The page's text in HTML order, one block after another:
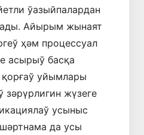
ўазыйпалардан
Айырым жынаят
ҳәм процессуал
асырыў басқа
уйымлары
зәрүрлигин жүзеге
усыныс
да усы